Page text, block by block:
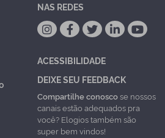
NAS REDES
ACESSIBILIDADE
DEIXE SEU FEEDBACK
Compartilhe conoscose nossos
canais estão adequados pra
você? Elogios também são
super bem vindos!